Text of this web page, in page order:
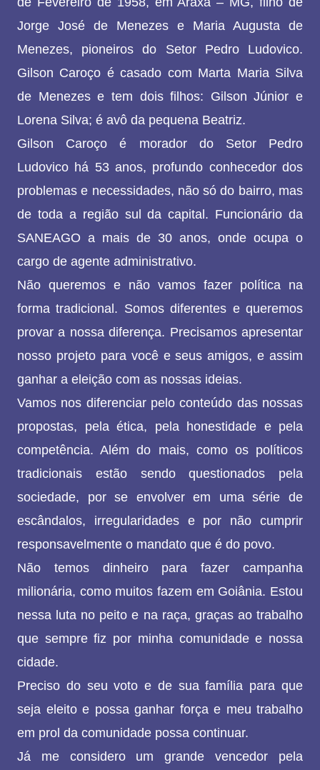
Jorge José de Menezes e Maria Augusta de
Menezes, pioneiros do Setor Pedro Ludovico.
Gilson Caroço é casado com Marta Maria Silva
de Menezes e tem dois filhos: Gilson Júnior e
Lorena Silva; é avô da pequena Beatriz.
Gilson Caroço é morador do Setor Pedro
Ludovico há 53 anos, profundo conhecedor dos
problemas e necessidades, não só do bairro, mas
de toda a região sul da capital. Funcionário da
SANEAGO a mais de 30 anos, onde ocupa o
cargo de agente administrativo.
Não queremos e não vamos fazer política na
forma tradicional. Somos diferentes e queremos
provar a nossa diferença. Precisamos apresentar
nosso projeto para você e seus amigos, e assim
ganhar a eleição com as nossas ideias.
Vamos nos diferenciar pelo conteúdo das nossas
propostas, pela ética, pela honestidade e pela
competência. Além do mais, como os políticos
tradicionais estão sendo questionados pela
sociedade, por se envolver em uma série de
escândalos, irregularidades e por não cumprir
responsavelmente o mandato que é do povo.
Não temos dinheiro para fazer campanha
milionária, como muitos fazem em Goiânia. Estou
nessa luta no peito e na raça, graças ao trabalho
que sempre fiz por minha comunidade e nossa
cidade.
Preciso do seu voto e de sua família para que
seja eleito e possa ganhar força e meu trabalho
em prol da comunidade possa continuar.
Já me considero um grande vencedor pela